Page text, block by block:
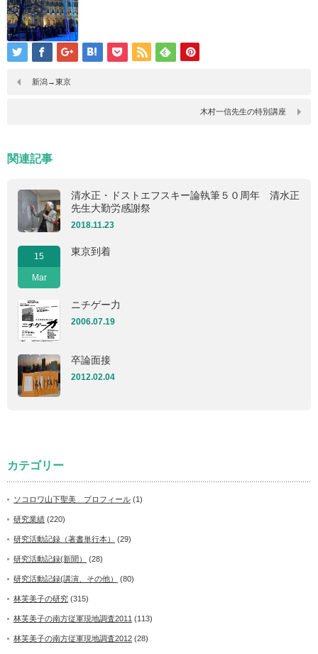
新潟→東京
木村一信先生の特別講座
関連記事
清水正・ドストエフスキー論執筆５０周年 清水正
先生大勤労感謝祭
2018.11.23
15
Mar
東京到着
ニチゲー力
2006.07.19
卒論面接
2012.02.04
カテゴリー
ソコロワ山下聖美 プロフィール (1)
研究業績 (220)
研究活動記録（著書単行本） (29)
研究活動記録(新聞） (28)
研究活動記録(講演、その他） (80)
林芙美子の研究 (315)
林芙美子の南方従軍現地調査2011 (113)
林芙美子の南方従軍現地調査2012 (28)